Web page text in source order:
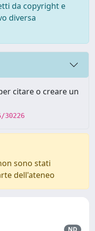
da copyright e
diversa
citare o creare un
sono stati
dell'ateneo